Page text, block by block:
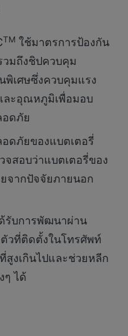
TM ใช้มาตรการป้องกัน
มถึงชิปควบคุม
พิเศษซึ่งควบคุมแรง
ละอุณหภูมิเพื่อมอบ
ดภัย
ดภัยของแบตเตอรี่
จสอบว่าแบตเตอรี่ของ
จากปัจจัยภายนอก
รับการพัฒนาผ่าน
วที่ติดตั้งในโทรศัพท์
สูงเกินไปและช่วยหลีก
ๆ ได้